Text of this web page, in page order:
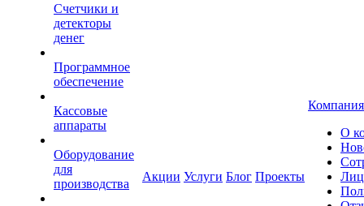
Счетчики и
детекторы
денег
Программное
обеспечение
Кассовые
аппараты
Оборудование
для
производства
Акции Услуги Блог Проекты
Компания
О